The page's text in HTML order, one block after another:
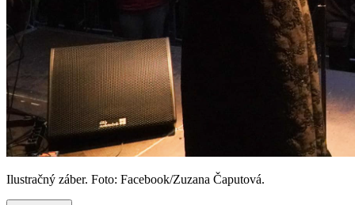
Ilustračný záber. Foto: Facebook/Zuzana Čaputová.